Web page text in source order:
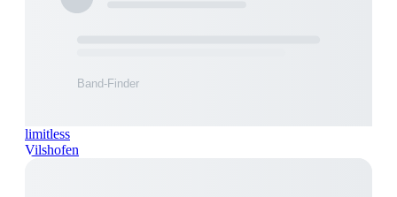
limitless
Vilshofen